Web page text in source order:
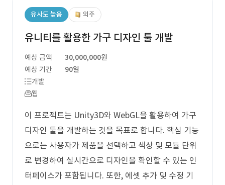
유사도 높음 외주
유니티를 활용한 가구 디자인 툴 개발
예상 금액
30,000,000원
예상 기간
90일
개발
웹
이 프로젝트는 Unity3D와 WebGL을 활용하여 가구
디자인 툴을 개발하는 것을 목표로 합니다. 핵심 기능
으로는 사용자가 제품을 선택하고 색상 및 모듈 단위
로 변경하여 실시간으로 디자인을 확인할 수 있는 인
터페이스가 포함됩니다. 또한, 에셋 추가 및 수정 기